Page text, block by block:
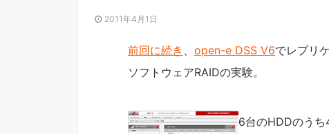
2011年4月1日
前回に続き 、 open-e DSS V6でレプリ
ソフトウェアRAIDの実験。
6台のHDDのうち